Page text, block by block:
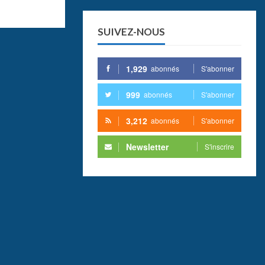
SUIVEZ-NOUS
1,929 abonnés S'abonner
999 abonnés S'abonner
3,212 abonnés S'abonner
Newsletter S'inscrire